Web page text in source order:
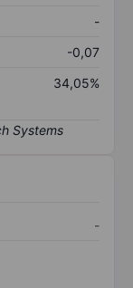
-
-0,07
34,05%
-